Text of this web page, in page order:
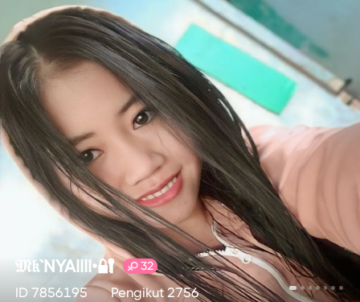
𝔐𝔨`NYAIIII•🔐 32
ID 7856195 Pengikut 2756